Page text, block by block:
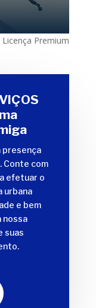
presença
Conte com
efetuar o
urbana
e bem
nossa
suas
Premium